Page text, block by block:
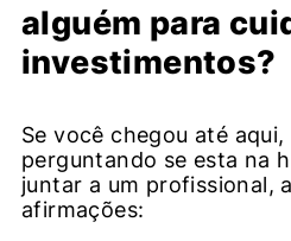
alguém para
investimentos?
Se você chegou até aqui,
perguntando se esta na
juntar a um profissional,
afirmações: